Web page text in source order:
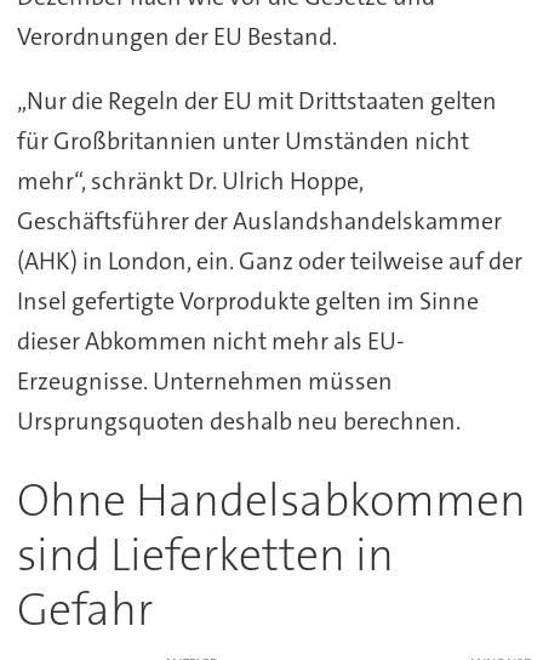
Verordnungen der EU Bestand.
„Nur die Regeln der EU mit Drittstaaten gelten
für Großbritannien unter Umständen nicht
mehr“, schränkt Dr. Ulrich Hoppe,
Geschäftsführer der Auslandshandelskammer
(AHK) in London, ein. Ganz oder teilweise auf der
Insel gefertigte Vorprodukte gelten im Sinne
dieser Abkommen nicht mehr als EU-
Erzeugnisse. Unternehmen müssen
Ursprungsquoten deshalb neu berechnen.
Ohne Handelsabkommen
sind Lieferketten in
Gefahr